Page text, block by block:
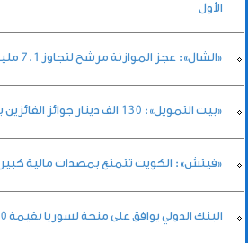
الأول
«الشال»: عجز الموازنة مرشح لتجاوز 7.1 مليار دينار
«بيت التمويل»: 130 الف دينار جوائز الفائزين بسحبى «الحصاد» و«الرابح»
«فيتش»: الكويت تتمتع بمصدات مالية
البنك الدولي يوافق على منحة لسوريا بقيمة 100 مليون دولار